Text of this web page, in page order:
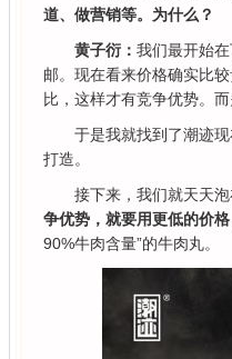
道、做营销等。为什么？
黄子衍： 我们最开始
邮。现在看来价格确实比
比，这样才有竞争优势。
于是我就找到了潮迹
打造。
接下来，我们就天天
争优势，就要用更低的价格
90%牛肉含量”的牛肉丸。